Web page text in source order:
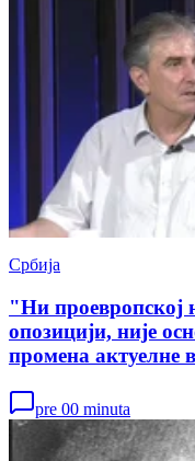
Србија
"Ни проевропској
опозицији, није
промена актуелне
pre 00 minuta